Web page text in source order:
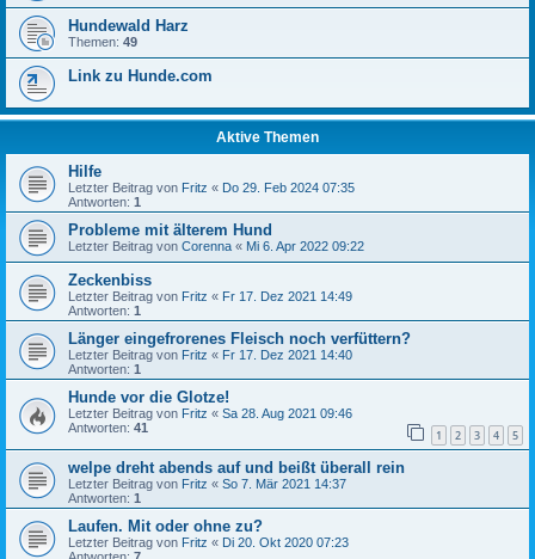
Hundewald Harz
Themen: 49
Link zu Hunde.com
Aktive Themen
Hilfe
Letzter Beitrag von Fritz « Do 29. Feb 2024 07:35
Antworten: 1
Probleme mit älterem Hund
Letzter Beitrag von Corenna « Mi 6. Apr 2022 09:22
Zeckenbiss
Letzter Beitrag von Fritz « Fr 17. Dez 2021 14:49
Antworten: 1
Länger eingefrorenes Fleisch noch verfüttern?
Letzter Beitrag von Fritz « Fr 17. Dez 2021 14:40
Antworten: 1
Hunde vor die Glotze!
Letzter Beitrag von Fritz « Sa 28. Aug 2021 09:46
Antworten: 41 1 2 3 4 5
welpe dreht abends auf und beißt überall rein
Letzter Beitrag von Fritz « So 7. Mär 2021 14:37
Antworten: 1
Laufen. Mit oder ohne zu?
Letzter Beitrag von Fritz « Di 20. Okt 2020 07:23